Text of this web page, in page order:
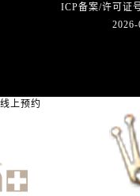
ICP备案/许可证
线上预约